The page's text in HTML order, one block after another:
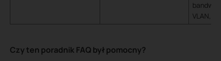
VLAN,
Czy ten poradnik FAQ był pomocny?